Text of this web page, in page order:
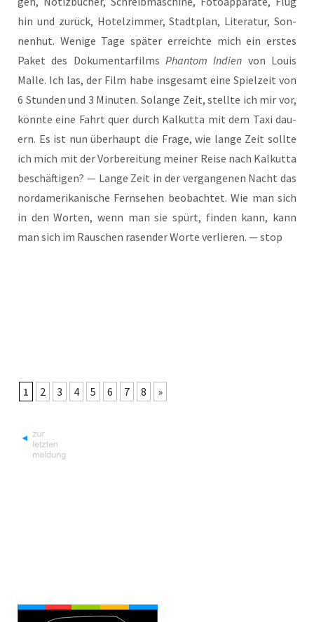
hin und zurück, Hotel­zim­mer, Stadt­plan, Lite­ra­tur, Son­
nen­hut. Weni­ge Tage spä­ter erreich­te mich ein ers­tes
Paket des Doku­men­tar­films Phan­tom Indi­en von Lou­is
Mal­le. Ich las, der Film habe ins­ge­samt eine Spiel­zeit von
6 Stun­den und 3 Minu­ten. Solan­ge Zeit, stell­te ich mir vor,
könn­te eine Fahrt quer durch Kal­kut­ta mit dem Taxi dau­
ern. Es ist nun über­haupt die Fra­ge, wie lan­ge Zeit soll­te
ich mich mit der Vor­be­rei­tung mei­ner Rei­se nach Kal­kut­ta
beschäf­ti­gen? — Lan­ge Zeit in der ver­gan­ge­nen Nacht das
nord­ame­ri­ka­ni­sche Fern­se­hen beob­ach­tet. Wie man sich
in den Wor­ten, wenn man sie spürt, fin­den kann, kann
man sich im Rau­schen rasen­der Wor­te ver­lie­ren. — stop
1 2 3 4 5 6 7 8 »